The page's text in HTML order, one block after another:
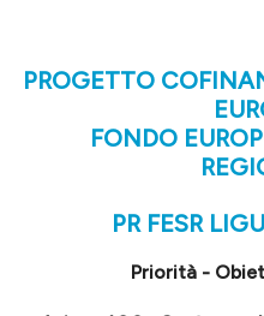
PROGETTO
FONDO
PR FESR
Priorità -